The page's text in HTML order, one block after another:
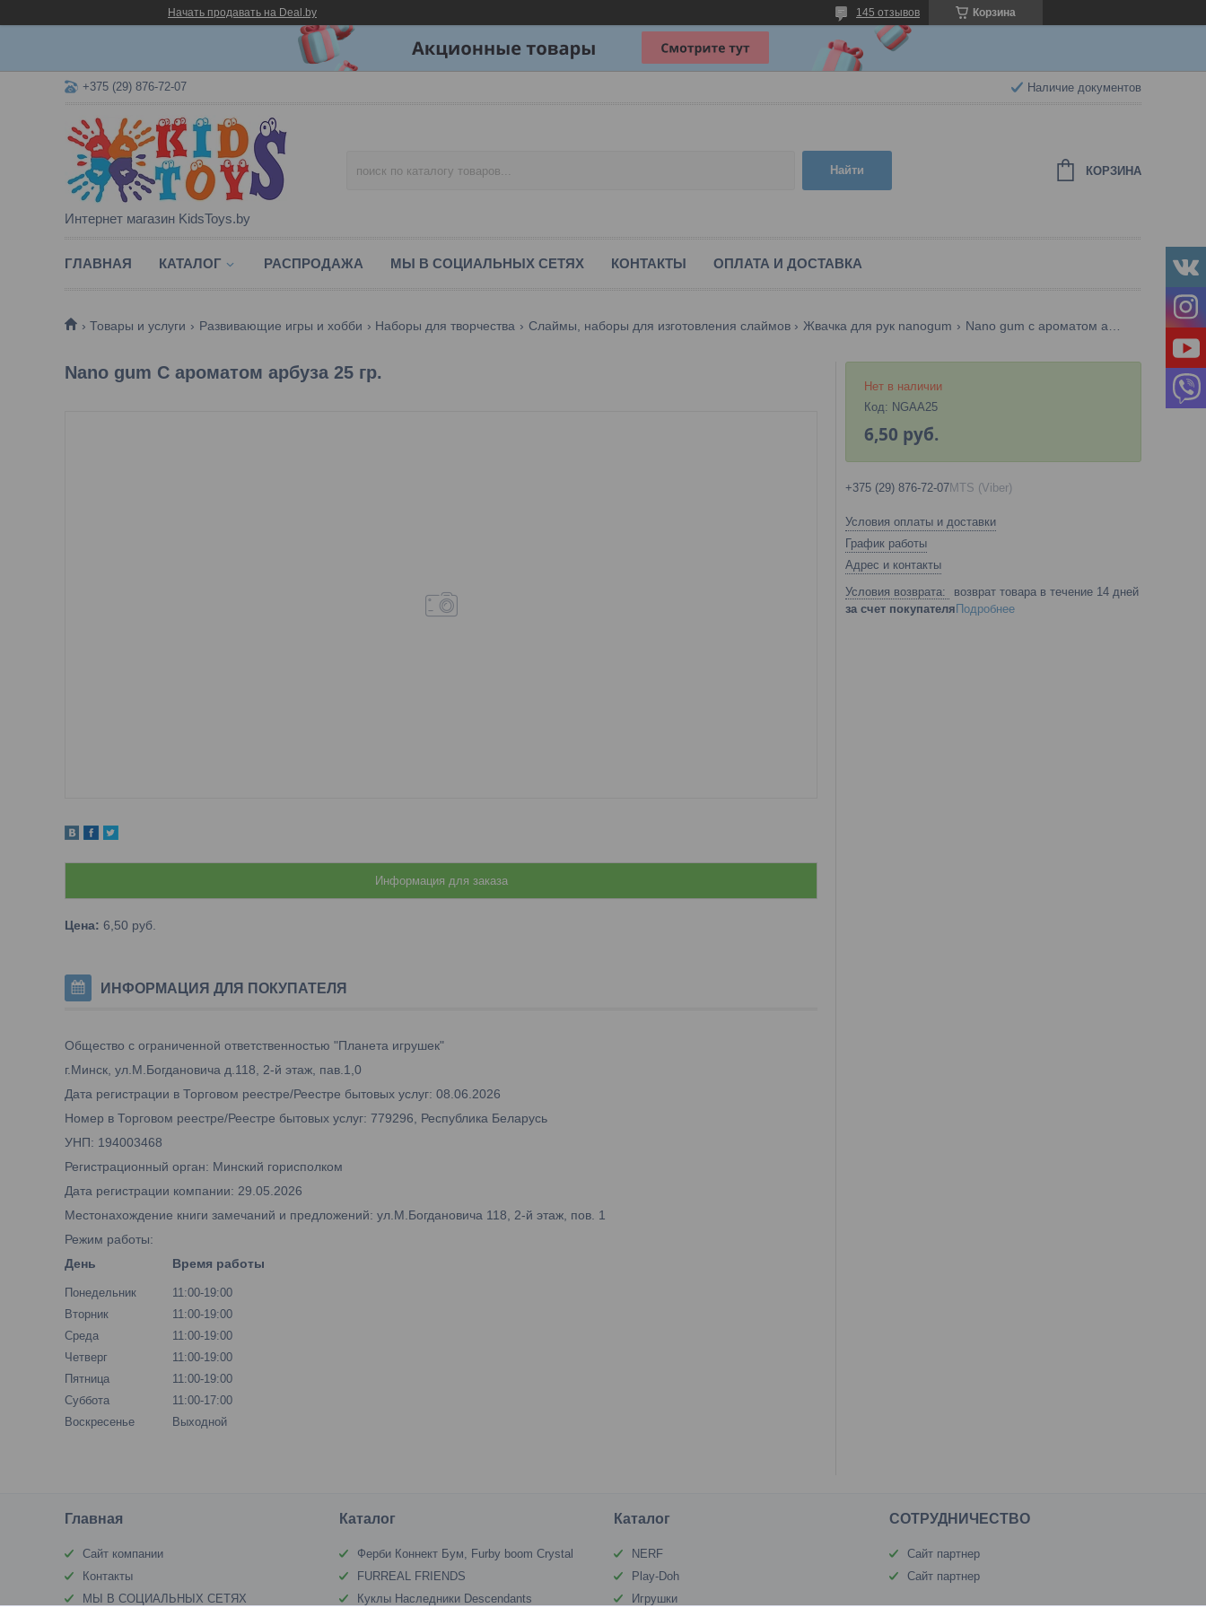
Начать продавать на Deal.by Корзина
145 отзывов
+375 (29) 876-72-07 Наличие документов
Интернет магазин KidsToys.by
Найти КОРЗИНА
ГЛАВНАЯ КАТАЛОГ РАСПРОДАЖА МЫ В СОЦИАЛЬНЫХ СЕТЯХ КОНТАКТЫ ОПЛАТА И ДОСТАВКА
Товары и услуги Развивающие игры и хобби Наборы для творчества Слаймы, наборы для изготовления слаймов Жвачка для рук nanogum
Nano gum С ароматом арбуза 25 гр.
Информация для заказа
Цена: 6,50 руб.
ИНФОРМАЦИЯ ДЛЯ ПОКУПАТЕЛЯ
Общество с ограниченной ответственностью "Планета игрушек"
г.Минск, ул.М.Богдановича д.118, 2-й этаж, пав.1,0
Дата регистрации в Торговом реестре/Реестре бытовых услуг: 08.06.2026
Номер в Торговом реестре/Реестре бытовых услуг: 779296, Республика Беларусь
УНП: 194003468
Регистрационный орган: Минский горисполком
Дата регистрации компании: 29.05.2026
Местонахождение книги замечаний и предложений: ул.М.Богдановича 118, 2-й этаж, пов. 1
Режим работы:
День
Время работы
Понедельник
11:00-19:00
Вторник
11:00-19:00
Среда
11:00-19:00
Четверг
11:00-19:00
Пятница
11:00-19:00
Суббота
11:00-17:00
Воскресенье
Выходной
Нет в наличии
Код: NGAA25
6,50 руб.
+375 (29) 876-72-07MTS (Viber)
Условия оплаты и доставки
График работы
Адрес и контакты
возврат товара в течение 14 дней
за счет покупателя Подробнее
Главная
Сайт компании
Контакты
МЫ В СОЦИАЛЬНЫХ СЕТЯХ
Каталог
Ферби Коннект Бум, Furby boom Crystal
FURREAL FRIENDS
Куклы Наследники Descendants
Каталог
NERF
Play-Doh
Игрушки
CОТРУДНИЧЕСТВО
Сайт партнер
Сайт партнер